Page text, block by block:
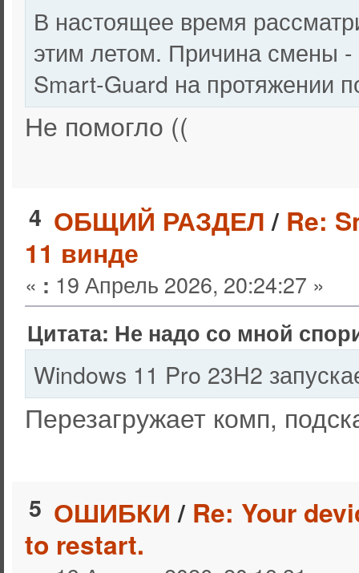
В настоящее время
этим летом. Причина смены -
Smart-Guard на протяжении
Не помогло ((
4 ОБЩИЙ РАЗДЕЛ/ Re:
11 винде
« : 19 Апрель 2026, 20:24:27 »
Цитата: Не надо со мной
Windows 11 Pro 23H2
Перезагружает комп,
5 ОШИБКИ / Re: Your
to restart.